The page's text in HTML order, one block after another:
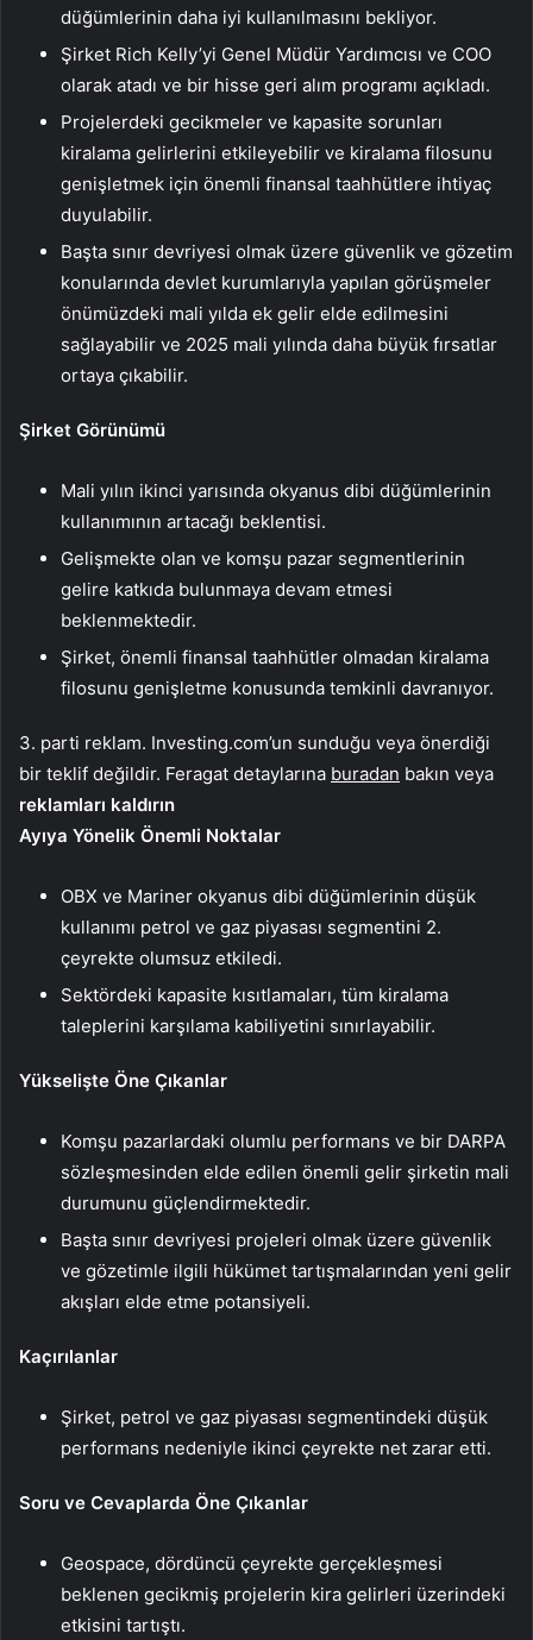
düğümlerinin daha iyi kullanılmasını bekliyor.
Şirket Rich Kelly’yi Genel Müdür Yardımcısı ve COO
olarak atadı ve bir hisse geri alım programı açıkladı.
Projelerdeki gecikmeler ve kapasite sorunları
kiralama gelirlerini etkileyebilir ve kiralama filosunu
genişletmek için önemli finansal taahhütlere ihtiyaç
duyulabilir.
Başta sınır devriyesi olmak üzere güvenlik ve gözetim
konularında devlet kurumlarıyla yapılan görüşmeler
önümüzdeki mali yılda ek gelir elde edilmesini
sağlayabilir ve 2025 mali yılında daha büyük fırsatlar
ortaya çıkabilir.
Şirket Görünümü
Mali yılın ikinci yarısında okyanus dibi düğümlerinin
kullanımının artacağı beklentisi.
Gelişmekte olan ve komşu pazar segmentlerinin
gelire katkıda bulunmaya devam etmesi
beklenmektedir.
Şirket, önemli finansal taahhütler olmadan kiralama
filosunu genişletme konusunda temkinli davranıyor.
3. parti reklam. Investing.com’un sunduğu veya önerdiği
bir teklif değildir. Feragat detaylarına buradan bakın veya
reklamları kaldırın
Ayıya Yönelik Önemli Noktalar
OBX ve Mariner okyanus dibi düğümlerinin düşük
kullanımı petrol ve gaz piyasası segmentini 2.
çeyrekte olumsuz etkiledi.
Sektördeki kapasite kısıtlamaları, tüm kiralama
taleplerini karşılama kabiliyetini sınırlayabilir.
Yükselişte Öne Çıkanlar
Komşu pazarlardaki olumlu performans ve bir DARPA
sözleşmesinden elde edilen önemli gelir şirketin mali
durumunu güçlendirmektedir.
Başta sınır devriyesi projeleri olmak üzere güvenlik
ve gözetimle ilgili hükümet tartışmalarından yeni gelir
akışları elde etme potansiyeli.
Kaçırılanlar
Şirket, petrol ve gaz piyasası segmentindeki düşük
performans nedeniyle ikinci çeyrekte net zarar etti.
Soru ve Cevaplarda Öne Çıkanlar
Geospace, dördüncü çeyrekte gerçekleşmesi
beklenen gecikmiş projelerin kira gelirleri üzerindeki
etkisini tartıştı.